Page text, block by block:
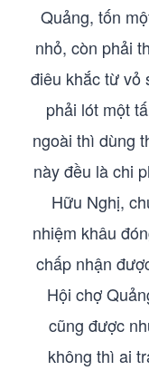
Quảng, tốn
nhỏ, còn phải
điêu khắc từ vỏ
phải lót một
ngoài thì dùng
này đều là chi
Hữu Nghị,
nhiệm khâu
chấp nhận
Hội chợ
cũng được
không thì ai